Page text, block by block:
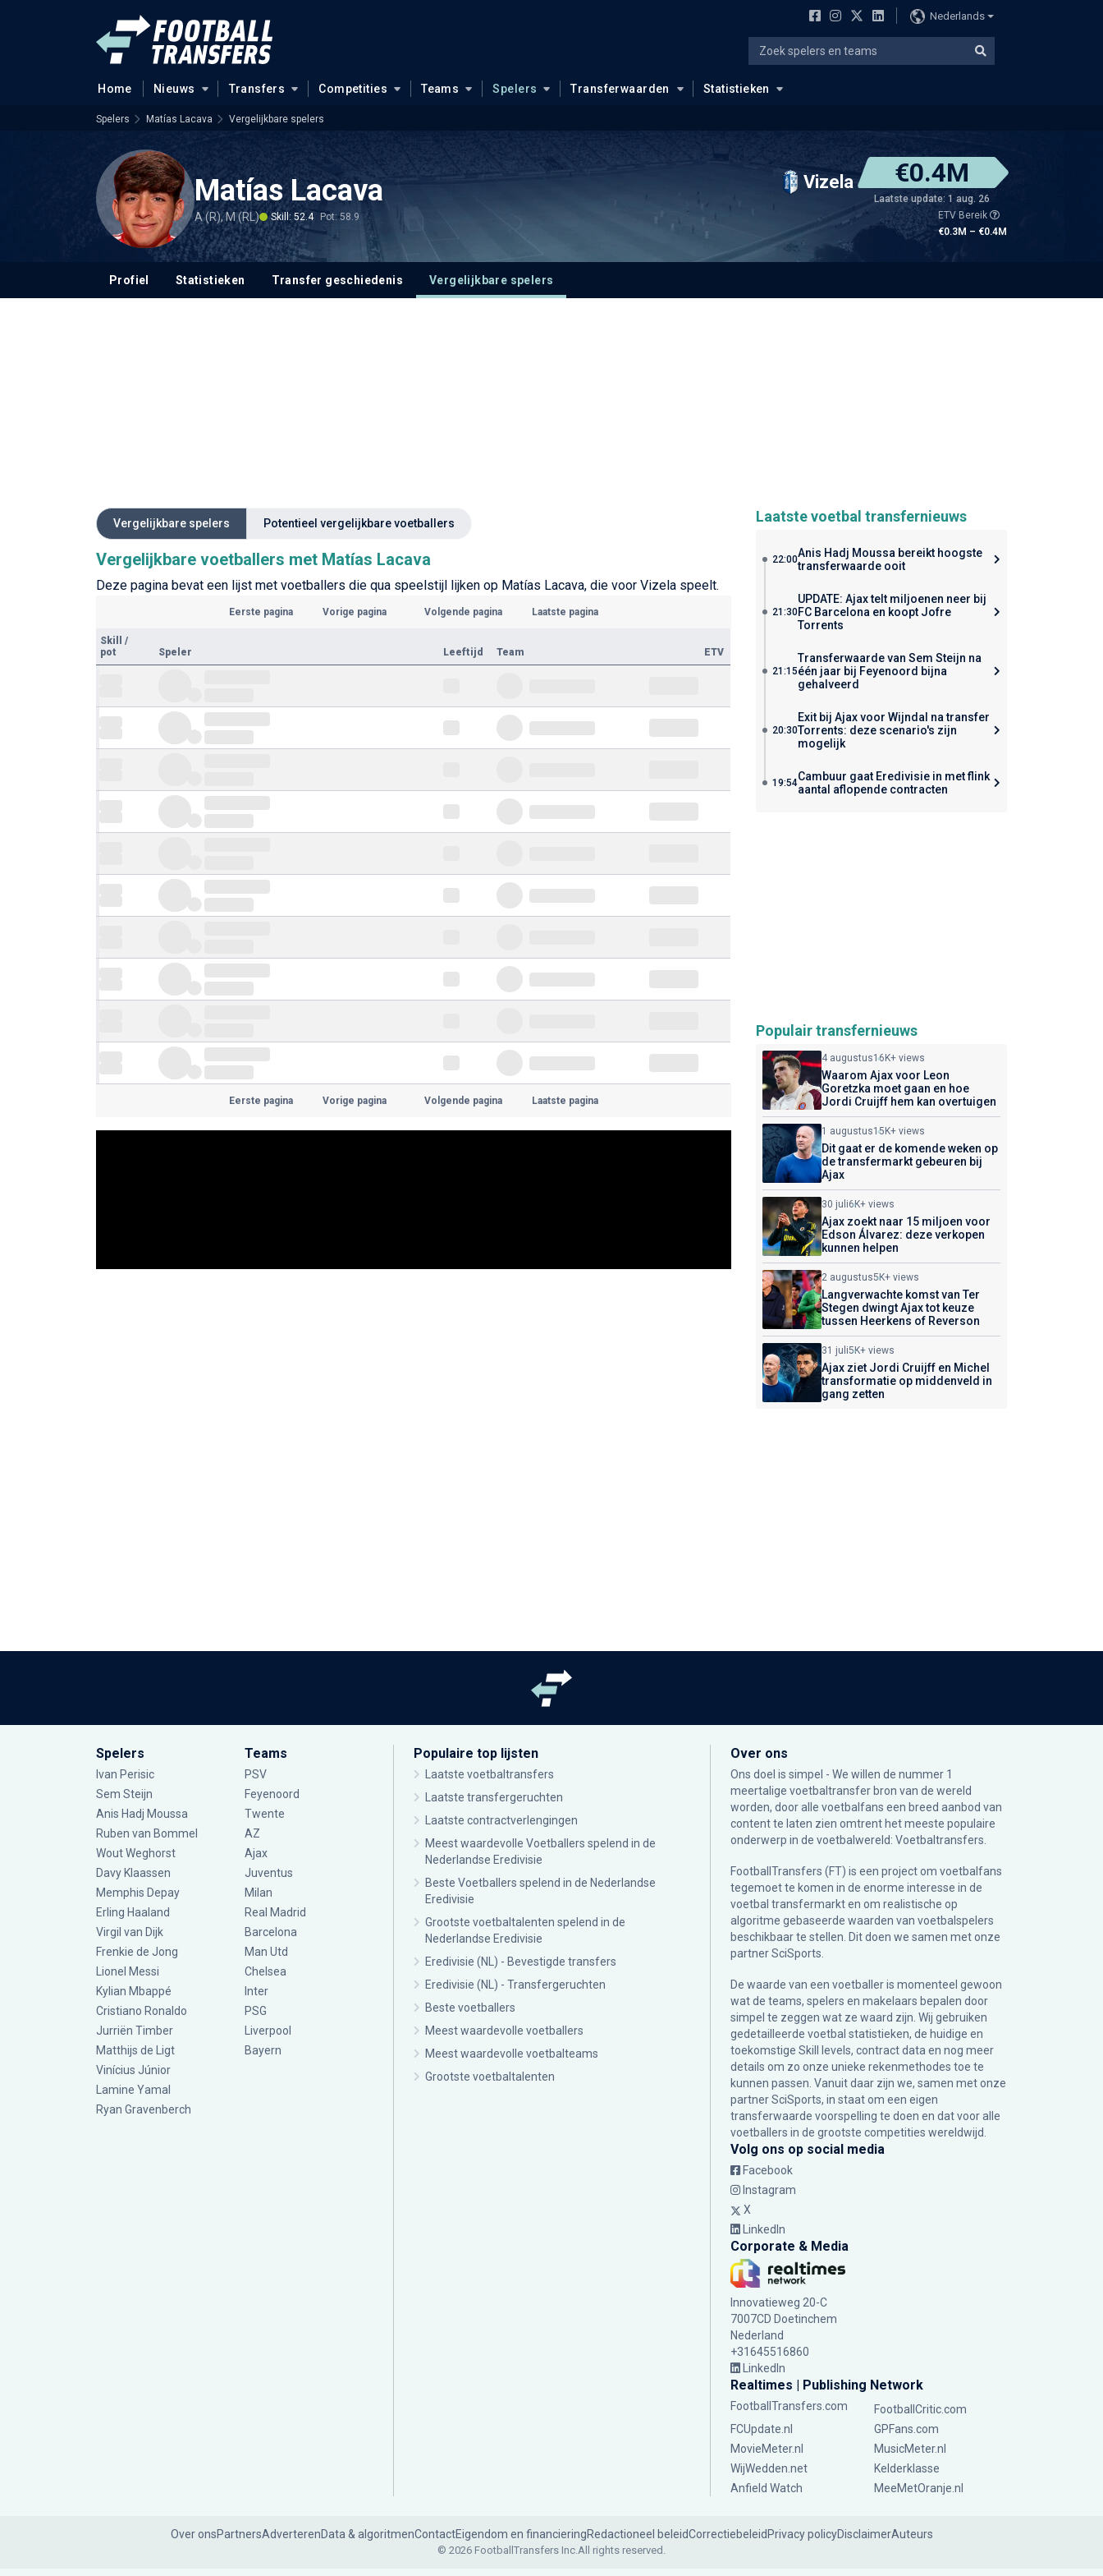
Nederlands
Home Nieuws Transfers Competities Teams Spelers Transferwaarden Statistieken
Spelers Matías Lacava Vergelijkbare spelers
Matías Lacava
A (R), M (RL) Skill: 52.4 Pot: 58.9
Vizela €0.4M
Laatste update: 1 aug. 26
ETV Bereik
€0.3M – €0.4M
Profiel Statistieken Transfer geschiedenis Vergelijkbare spelers
Vergelijkbare spelers Potentieel vergelijkbare voetballers
Vergelijkbare voetballers met Matías Lacava
Deze pagina bevat een lijst met voetballers die qua speelstijl lijken op Matías Lacava, die voor Vizela speelt.
Eerste pagina Vorige pagina Volgende pagina Laatste pagina
Skill
/
pot
Speler Leeftijd Team ETV
Eerste pagina Vorige pagina Volgende pagina Laatste pagina
Laatste voetbal transfernieuws
22:00Anis Hadj Moussa bereikt hoogste
transferwaarde ooit
21:30
UPDATE: Ajax telt miljoenen neer bij
FC Barcelona en koopt Jofre
Torrents
21:15
Transferwaarde van Sem Steijn na
één jaar bij Feyenoord bijna
gehalveerd
20:30
Exit bij Ajax voor Wijndal na transfer
Torrents: deze scenario's zijn
mogelijk
19:54Cambuur gaat Eredivisie in met flink
aantal aflopende contracten
Populair transfernieuws
4 augustus16K+ views
Waarom Ajax voor Leon
Goretzka moet gaan en hoe
Jordi Cruijff hem kan overtuigen
1 augustus15K+ views
Dit gaat er de komende weken op
de transfermarkt gebeuren bij
Ajax
30 juli6K+ views
Ajax zoekt naar 15 miljoen voor
Edson Álvarez: deze verkopen
kunnen helpen
2 augustus5K+ views
Langverwachte komst van Ter
Stegen dwingt Ajax tot keuze
tussen Heerkens of Reverson
31 juli5K+ views
Ajax ziet Jordi Cruijff en Michel
transformatie op middenveld in
gang zetten
Spelers
Ivan Perisic
Sem Steijn
Anis Hadj Moussa
Ruben van Bommel
Wout Weghorst
Davy Klaassen
Memphis Depay
Erling Haaland
Virgil van Dijk
Frenkie de Jong
Lionel Messi
Kylian Mbappé
Cristiano Ronaldo
Jurriën Timber
Matthijs de Ligt
Vinícius Júnior
Lamine Yamal
Ryan Gravenberch
Teams
PSV
Feyenoord
Twente
AZ
Ajax
Juventus
Milan
Real Madrid
Barcelona
Man Utd
Chelsea
Inter
PSG
Liverpool
Bayern
Populaire top lijsten
Laatste voetbaltransfers
Laatste transfergeruchten
Laatste contractverlengingen
Meest waardevolle Voetballers spelend in de
Nederlandse Eredivisie
Beste Voetballers spelend in de Nederlandse
Eredivisie
Grootste voetbaltalenten spelend in de
Nederlandse Eredivisie
Eredivisie (NL) - Bevestigde transfers
Eredivisie (NL) - Transfergeruchten
Beste voetballers
Meest waardevolle voetballers
Meest waardevolle voetbalteams
Grootste voetbaltalenten
Over ons
Ons doel is simpel - We willen de nummer 1
meertalige voetbaltransfer bron van de wereld
worden, door alle voetbalfans een breed aanbod van
content te laten zien omtrent het meeste populaire
onderwerp in de voetbalwereld: Voetbaltransfers.
FootballTransfers (FT) is een project om voetbalfans
tegemoet te komen in de enorme interesse in de
voetbal transfermarkt en om realistische op
algoritme gebaseerde waarden van voetbalspelers
beschikbaar te stellen. Dit doen we samen met onze
partnerSciSports
De waarde van een voetballer is momenteel gewoon
wat de teams, spelers en makelaars bepalen door
simpel te zeggen wat ze waard zijn. Wij gebruiken
gedetailleerde voetbal statistieken, de huidige en
toekomstige Skill levels, contract data en nog meer
details om zo onze unieke rekenmethodes toe te
kunnen passen. Vanuit daar zijn we, samen met onze
partner SciSports, in staat om een eigen
transferwaarde voorspelling te doen en dat voor alle
voetballers in de grootste competities wereldwijd.
Volg ons op social media
Facebook
Instagram
X
LinkedIn
Corporate & Media
Innovatieweg 20-C
7007CD Doetinchem
Nederland
+31645516860
LinkedIn
Realtimes | Publishing Network
FootballTransfers.com
FootballCritic.com
FCUpdate.nl
GPFans.com
MovieMeter.nl
MusicMeter.nl
WijWedden.net
Kelderklasse
Anfield Watch
MeeMetOranje.nl
Over onsPartnersAdverterenData & algoritmenContactEigendom en financieringRedactioneel beleidCorrectiebeleid Privacy policyDisclaimerAuteurs
© 2026 FootballTransfers Inc.All rights reserved.